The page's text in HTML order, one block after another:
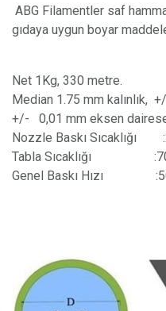
ABG Filamentler saf
gıdaya uygun boyar
Net 1Kg, 330 metre.
Median 1.75 mm kalınlık,
+/- 0,01 mm eksen
Nozzle Baskı Sıcaklığı
Tabla Sıcaklığı
Genel Baskı Hızı